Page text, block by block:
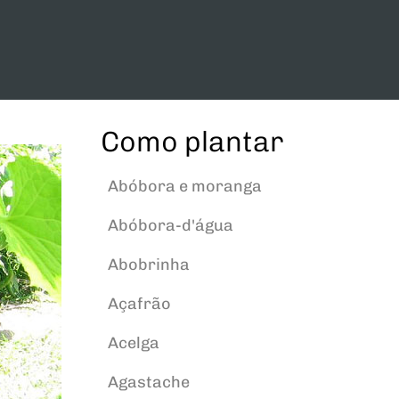
Como plantar
Abóbora e moranga
Abóbora-d'água
Abobrinha
Açafrão
Acelga
Agastache